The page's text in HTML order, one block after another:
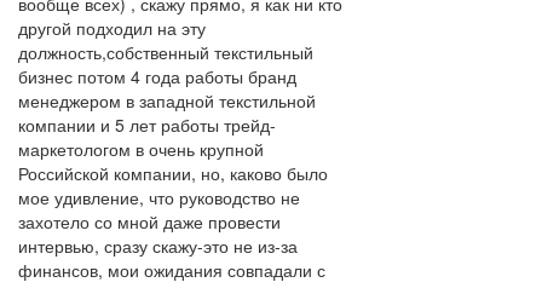
другой подходил на эту
должность,собственный текстильный
бизнес потом 4 года работы бранд
менеджером в западной текстильной
компании и 5 лет работы трейд-
маркетологом в очень крупной
Российской компании, но, каково было
мое удивление, что руководство не
захотело со мной даже провести
интервью, сразу скажу-это не из-за
финансов, мои ожидания совпадали с